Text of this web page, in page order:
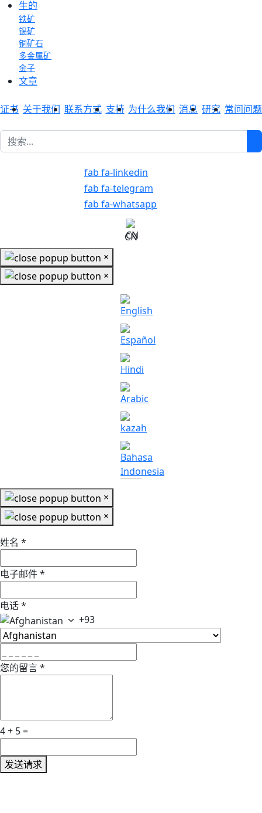
生的
铁矿
锡矿
铜矿石
多金属矿
金子
文章
证书 关于我们 联系方式 支持 为什么我们 消息 研究 常问问题
1
fab fa-linkedin
fab fa-telegram
fab fa-whatsapp
CN
×
×
×
×
姓名 *
电子邮件*
电话*
+93
您的留言*
4 + 5 =
发送请求